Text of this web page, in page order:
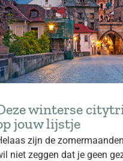
winterse
jouw lijstje
zijn de
niet zeggen dat je geen